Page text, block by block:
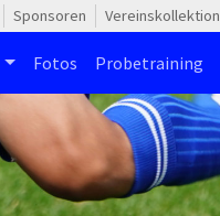
Sponsoren Vereinskollektion
Fotos Probetraining